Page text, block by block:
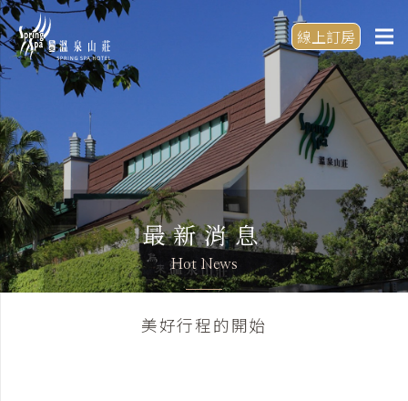
線上訂房
最新消息
Hot News
美好行程的開始